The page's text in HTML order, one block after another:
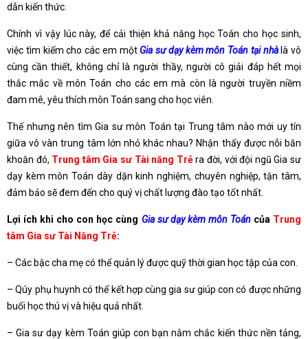
dẫn kiến thức.
Chính vì vậy lúc này, để cải thiện khả năng học Toán cho học sinh,
việc tìm kiếm cho các em một Gia sư dạy kèm môn Toán tại nhàlà vô
cùng cần thiết, không chỉ là người thầy, người cô giải đáp hết mọi
thắc mắc về môn Toán cho các em mà còn là người truyền niềm
đam mê, yêu thích môn Toán sang cho học viên.
Thế nhưng nên tìm Gia sư môn Toán tại Trung tâm nào mới uy tín
giữa vô vàn trung tâm lớn nhỏ khác nhau? Nhận thấy được nỗi băn
khoăn đó, Trung tâm Gia sư Tài năng Trẻra đời, với đội ngũ Gia sư
dạy kèm môn Toán dày dặn kinh nghiệm, chuyên nghiệp, tận tâm,
đảm bảo sẽ đem đến cho quý vị chất lượng đào tạo tốt nhất.
Lợi ích khi cho con học cùng Gia sư dạy kèm môn Toáncủa Trung
tâm Gia sư Tài Năng Trẻ:
– Các bậc cha mẹ có thể quản lý được quỹ thời gian học tập của con.
– Qúy phụ huynh có thể kết hợp cùng gia sư giúp con có được những
buổi học thú vị và hiệu quả nhất.
– Gia sư dạy kèm Toán giúp con bạn nắm chắc kiến thức nền tảng,